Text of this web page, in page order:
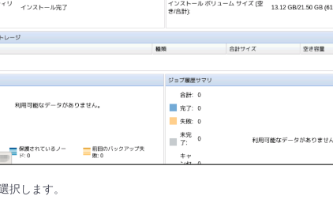
択します。